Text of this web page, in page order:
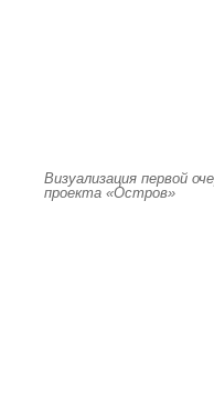
Визуализация первой
проекта «Остров»